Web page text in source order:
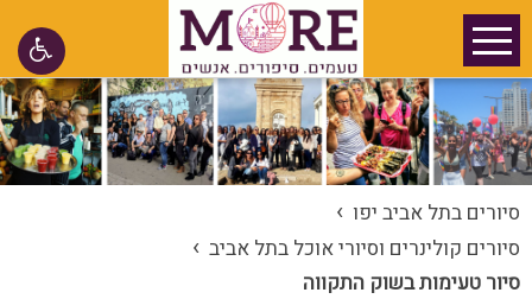
סיורים בתל אביב יפו ›
סיורים קולינרים וסיורי אוכל בתל אביב ›
סיור טעימות בשוק התקווה